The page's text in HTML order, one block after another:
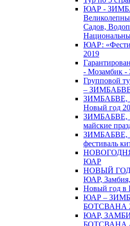
ЮАР -
Садов,
ЮАР:
2019
- Мозамбик -
Групповой
–
Новый год
майские
фестиваль
ЮАР
НОВЫЙ
ЮАР, Замбия,
Новый год
ЮАР –
БОТСВАНА
ЮАР,
БОТСВАНА -